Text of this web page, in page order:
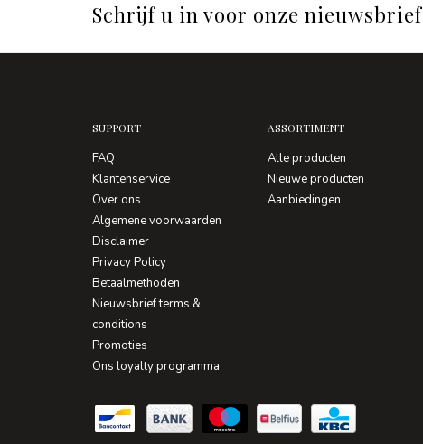
Schrijf u in voor onze nieuwsbrief
SUPPORT
FAQ
Klantenservice
Over ons
Algemene voorwaarden
Disclaimer
Privacy Policy
Betaalmethoden
Nieuwsbrief terms &
conditions
Promoties
Ons loyalty programma
ASSORTIMENT
Alle producten
Nieuwe producten
Aanbiedingen